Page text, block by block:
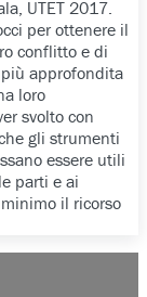
UTET 2017.
per ottenere il
conflitto e di
approfondita
loro
svolto con
gli strumenti
essere utili
parti e ai
il ricorso